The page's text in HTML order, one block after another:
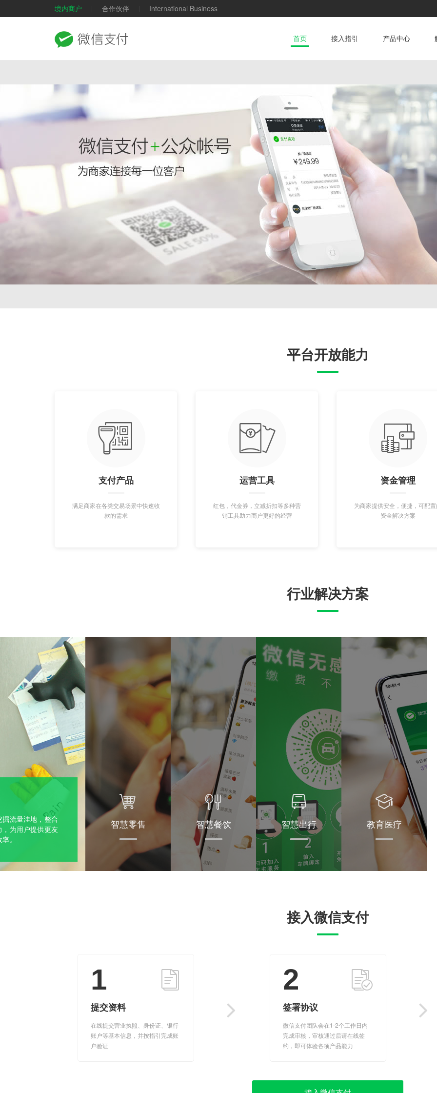
境内商户 合作伙伴 International Business
首页 接入指引 产品中心
平台开放能力
支付产品
满足商家在各类交易场景中快速收
款的需求
运营工具
红包，代金券，立减折扣等多种营
销工具助力商户更好的经营
资金管理
为商家提供安全，便捷，可配
资金解决方案
行业解决方案
流量洼地，整合
为用户提供更友
。
智慧零售 智慧餐饮 智慧出行 教育医疗
接入微信支付
1
提交资料
在线提交营业执照、身份证、银行
账户等基本信息，并按指引完成账
户验证
2
签署协议
微信支付团队会在1-2个工作日内
完成审核，审核通过后请在线签
约，即可体验各项产品能力